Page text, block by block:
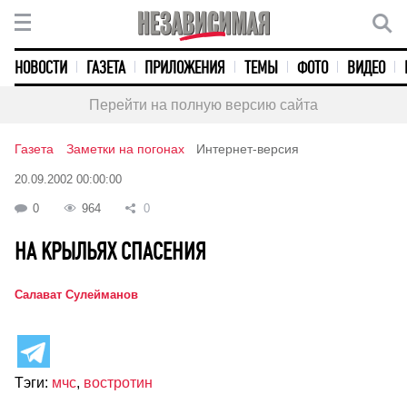
НОВОСТИ ГАЗЕТА ПРИЛОЖЕНИЯ ТЕМЫ ФОТО ВИДЕО
Перейти на полную версию сайта
Газета Заметки на погонах Интернет-версия
20.09.2002 00:00:00
0 964 0
НА КРЫЛЬЯХ СПАСЕНИЯ
Салават Сулейманов
Тэги: мчс, востротин